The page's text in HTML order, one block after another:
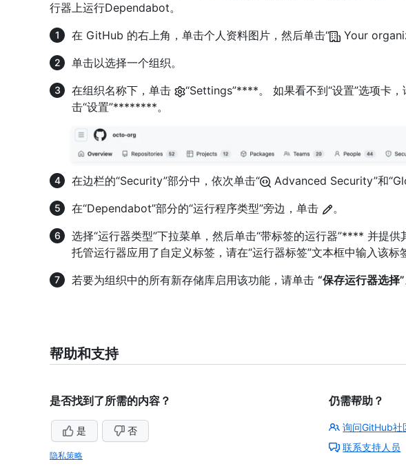
行器上运行Dependabot。
在 GitHub 的右上角，单击个人资料图片，然后单击“
Your
单击以选择一个组织。
在组织名称下，单击
“Settings”****。 如果看不到“设置”选项卡，
击“设置”********。
在边栏的“Security”部分中，依次单击“
Advanced Security”和
在“Dependabot”部分的“运行程序类型”旁边，单击
。
选择“运行器类型”下拉菜单，然后单击“带标签的运行器”**** 并提供
托管运行器应用了自定义标签，请在“运行器标签”文本框中输入该标
若要为组织中的所有新存储库启用该功能，请单击 “保存运行器选择”
帮助和支持
是否找到了所需的内容？
是 否
隐私策略
仍需帮助？
询问GitHub社
联系支持人员